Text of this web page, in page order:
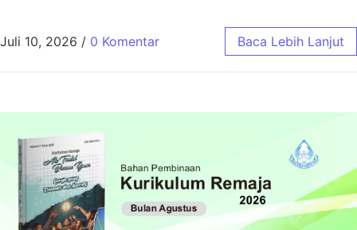
Juli 10, 2026 / 0 Komentar Baca Lebih Lanjut